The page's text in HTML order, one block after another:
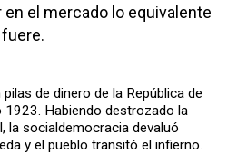
el mercado lo equivalente
de dinero de la República de
1923. Habiendo destrozado la
la socialdemocracia devaluó
y el pueblo transitó el infierno.